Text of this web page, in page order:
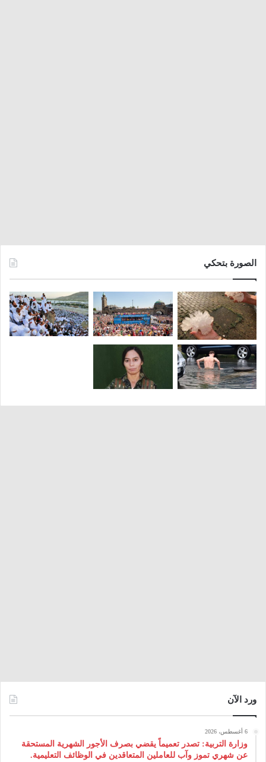
الصورة بتحكي
ورد الآن
6 أغسطس، 2026
وزارة التربية: تصدر تعميماً يقضي بصرف الأجور الشهرية المستحقة
عن شهري تموز وآب للعاملين المتعاقدين في الوظائف التعليمية.